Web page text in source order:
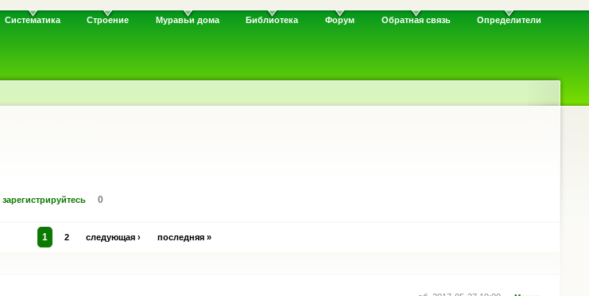
Систематика Строение Муравьи дома Библиотека Форум Обратная связь Определители
зарегистрируйтесь 0
1 2 следующая › последняя »